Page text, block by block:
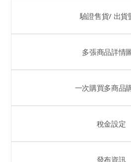
驗證售貨/ 出貨
多張商品詳情
一次購買多商品
稅金設定
發布資訊